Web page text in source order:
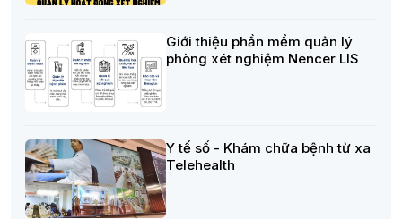
Giới thiệu phần mềm quản lý
phòng xét nghiệm Nencer LIS
Y tế số - Khám chữa bệnh từ xa
Telehealth